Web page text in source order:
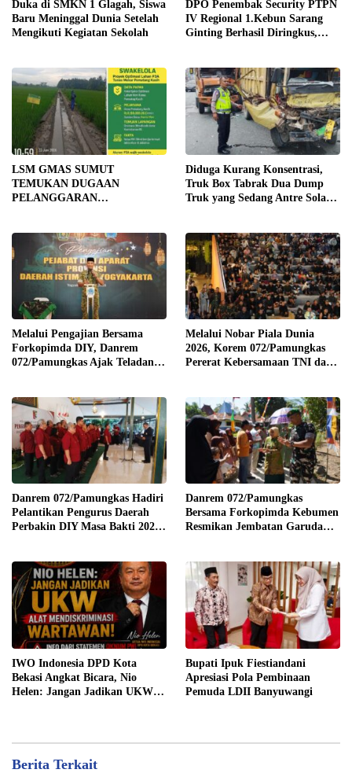
Duka di SMKN 1 Glagah, Siswa
Baru Meninggal Dunia Setelah
Mengikuti Kegiatan Sekolah
DPO Penembak Security PTPN
IV Regional 1.Kebun Sarang
Ginting Berhasil Diringkus,
LSM GMAS SUMUT
TEMUKAN DUGAAN
PELANGGARAN
DIBORONGKAN KE PIHAK
LUAR DESA, PEKERJA
DIBAYAR Rp90 RIBU
Diduga Kurang Konsentrasi,
Truk Box Tabrak Dua Dump
Truk yang Sedang Antre Solar
Melalui Pengajian Bersama
Forkopimda DIY, Danrem
072/Pamungkas Ajak Teladani
Melalui Nobar Piala Dunia
2026, Korem 072/Pamungkas
Pererat Kebersamaan TNI dan
Danrem 072/Pamungkas Hadiri
Pelantikan Pengurus Daerah
Perbakin DIY Masa Bakti 2026-
Danrem 072/Pamungkas
Bersama Forkopimda Kebumen
Resmikan Jembatan Garuda
IWO Indonesia DPD Kota
Bekasi Angkat Bicara, Nio
Helen: Jangan Jadikan UKW
Bupati Ipuk Fiestiandani
Apresiasi Pola Pembinaan
Pemuda LDII Banyuwangi
Berita Terkait